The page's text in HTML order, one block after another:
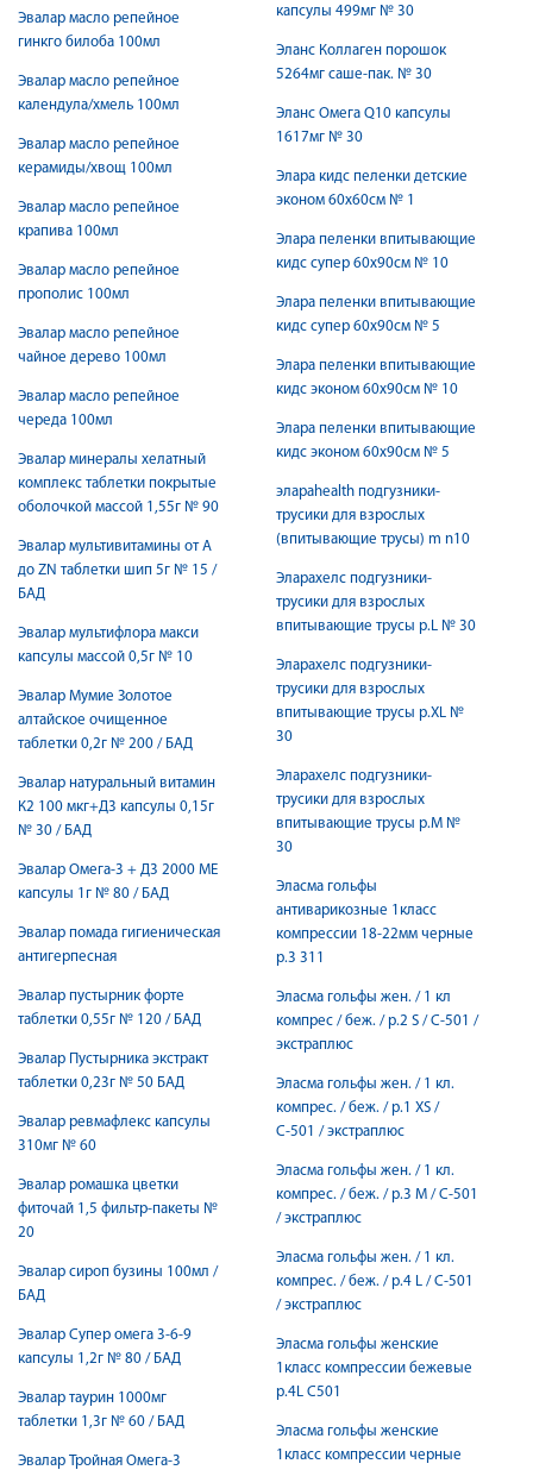
Эвалар масло репейное
гинкго билоба 100мл
Эвалар масло репейное
календула/хмель 100мл
Эвалар масло репейное
керамиды/хвощ 100мл
Эвалар масло репейное
крапива 100мл
Эвалар масло репейное
прополис 100мл
Эвалар масло репейное
чайное дерево 100мл
Эвалар масло репейное
череда 100мл
Эвалар минералы хелатный
комплекс таблетки покрытые
оболочкой массой 1,55г № 90
Эвалар мультивитамины от А
до ZN таблетки шип 5г № 15 /
БАД
Эвалар мультифлора макси
капсулы массой 0,5г № 10
Эвалар Мумие Золотое
алтайское очищенное
таблетки 0,2г № 200 / БАД
Эвалар натуральный витамин
К2 100 мкг+Д3 капсулы 0,15г
№ 30 / БАД
Эвалар Омега-3 + Д3 2000 МЕ
капсулы 1г № 80 / БАД
Эвалар помада гигиеническая
антигерпесная
Эвалар пустырник форте
таблетки 0,55г № 120 / БАД
Эвалар Пустырника экстракт
таблетки 0,23г № 50 БАД
Эвалар ревмафлекс капсулы
310мг № 60
Эвалар ромашка цветки
фиточай 1,5 фильтр-пакеты №
20
Эвалар сироп бузины 100мл /
БАД
Эвалар Супер омега 3-6-9
капсулы 1,2г № 80 / БАД
Эвалар таурин 1000мг
таблетки 1,3г № 60 / БАД
Эвалар Тройная Омега-3
капсулы 499мг № 30
Эланс Коллаген порошок
5264мг саше-пак. № 30
Эланс Омега Q10 капсулы
1617мг № 30
Элара кидс пеленки детские
эконом 60х60см № 1
Элара пеленки впитывающие
кидс супер 60х90см № 10
Элара пеленки впитывающие
кидс супер 60х90см № 5
Элара пеленки впитывающие
кидс эконом 60х90см № 10
Элара пеленки впитывающие
кидс эконом 60х90см № 5
элараhealth подгузники-
трусики для взрослых
(впитывающие трусы) m n10
Эларахелс подгузники-
трусики для взрослых
впитывающие трусы р.L № 30
Эларахелс подгузники-
трусики для взрослых
впитывающие трусы р.XL №
30
Эларахелс подгузники-
трусики для взрослых
впитывающие трусы р.М №
30
Эласма гольфы
антиварикозные 1класс
компрессии 18-22мм черные
р.3 311
Эласма гольфы жен. / 1 кл
компрес / беж. / р.2 S / С-501 /
экстраплюс
Эласма гольфы жен. / 1 кл.
компрес. / беж. / р.1 XS /
С-501 / экстраплюс
Эласма гольфы жен. / 1 кл.
компрес. / беж. / р.3 M / С-501
/ экстраплюс
Эласма гольфы жен. / 1 кл.
компрес. / беж. / р.4 L / С-501
/ экстраплюс
Эласма гольфы женские
1класс компрессии бежевые
р.4L С501
Эласма гольфы женские
1класс компрессии черные